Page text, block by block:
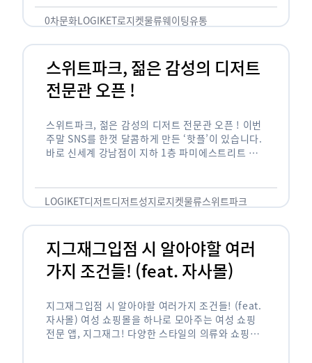
0차문화LOGIKET로지켓물류웨이팅유통
스위트파크, 젊은 감성의 디저트
전문관 오픈 !
스위트파크, 젊은 감성의 디저트 전문관 오픈 ! 이번
주말 SNS를 한껏 달콤하게 만든 ‘핫플’이 있습니다.
바로 신세계 강남점이 지하 1층 파미에스트리트 분
LOGIKET디저트디저트성지로지켓물류스위트파크
지그재그입점 시 알아야할 여러
가지 조건들! (feat. 자사몰)
지그재그입점 시 알아야할 여러가지 조건들! (feat.
자사몰) 여성 쇼핑몰을 하나로 모아주는 여성 쇼핑
전문 앱, 지그재그! 다양한 스타일의 의류와 쇼핑몰